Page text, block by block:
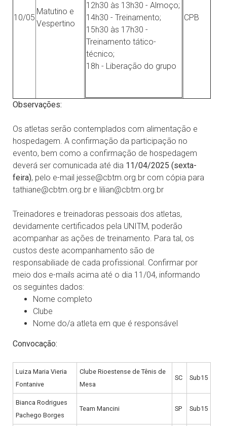
10/05
Matutino e
Vespertino
12h30 às 13h30 - Almoço;
14h30 - Treinamento;
15h30 às 17h30 -
Treinamento tático-
técnico;
18h - Liberação do grupo
CPB
Observações:
Os atletas serão contemplados com alimentação e
hospedagem. A confirmação da participação no
evento, bem como a confirmação de hospedagem
deverá ser comunicada até dia 11/04/2025 (sexta-
feira), pelo e-mail jesse@cbtm.org.br com cópia para
tathiane@cbtm.org.br e lilian@cbtm.org.br
Treinadores e treinadoras pessoais dos atletas,
devidamente certificados pela UNITM, poderão
acompanhar as ações de treinamento. Para tal, os
custos deste acompanhamento são de
responsabiliade de cada profissional. Confirmar por
meio dos e-mails acima até o dia 11/04, informando
os seguintes dados:
Nome completo
Clube
Nome do/a atleta em que é responsável
Convocação:
Luiza Maria Vieria
Fontanive
Clube Rioestense de Tênis de
Mesa
SC Sub15
Bianca Rodrigues
Pachego Borges
Team Mancini SP Sub15